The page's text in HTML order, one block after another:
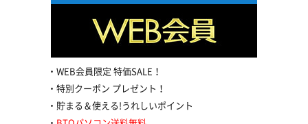
WEB会員限定 特価SALE！
特別クーポン プレゼント！
貯まる＆使える!うれしいポイント